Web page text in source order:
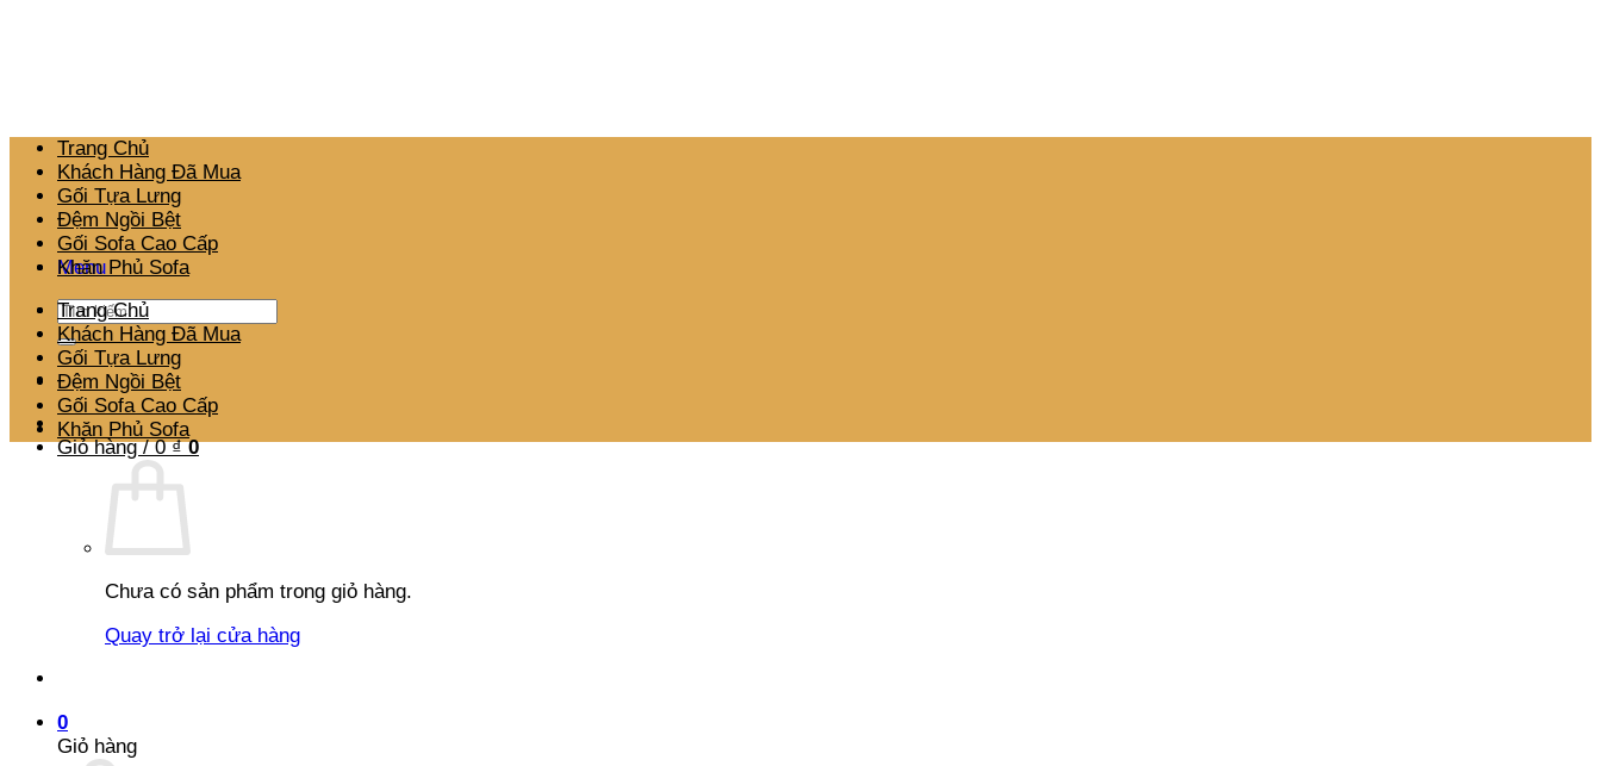
Menu
Tìm
kiếm:
Giỏ hàng /0₫ 0
Chưa có sản phẩm trong giỏ hàng.
Quay trở lại cửa hàng
0
Giỏ hàng
Trang Chủ
Khách Hàng Đã Mua
Gối Tựa Lưng
Đệm Ngồi Bệt
Gối Sofa Cao Cấp
Khăn Phủ Sofa
Trang Chủ
Khách Hàng Đã Mua
Gối Tựa Lưng
Đệm Ngồi Bệt
Gối Sofa Cao Cấp
Khăn Phủ Sofa